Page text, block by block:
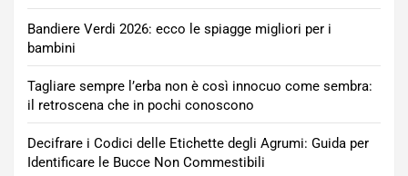
Bandiere Verdi 2026: ecco le spiagge migliori per i
bambini
Tagliare sempre l’erba non è così innocuo come sembra:
il retroscena che in pochi conoscono
Decifrare i Codici delle Etichette degli Agrumi: Guida per
Identificare le Bucce Non Commestibili